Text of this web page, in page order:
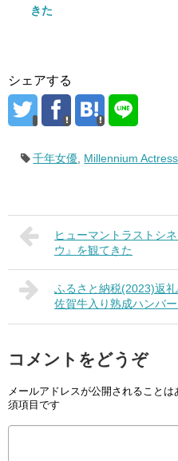
きた
シェアする
千年女優, Millennium Actress
ヒューマントラストシ
ウ』を観てきた
ふるさと納税(2023)返
佐賀牛入り熟成ハンバ
コメントをどうぞ
メールアドレスが公開されることは
須項目です